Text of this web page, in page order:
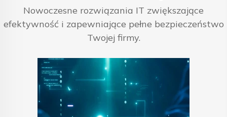
Nowoczesne rozwiązania IT zwiększające
efektywność i zapewniające pełne bezpieczeństwo
Twojej firmy.